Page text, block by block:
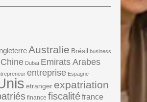
Australie Brésil business
Chine Dubaï Emirats Arabes
entreprise Espagne
etranger expatriation
finance fiscalitéfrance